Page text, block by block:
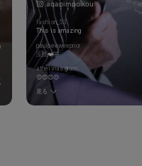
agapimpoikou
fashion_53
This is amazing
paulpeeweeprior
🇬🇧❤️🤣
athelinas.gram
😍😍😍😍
見る